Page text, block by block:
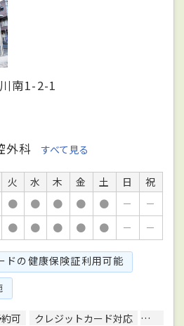
南1-2-1
外科 すべて見る
火 水 木 金 土 日
祝
● ● ● ● ● －
－
● ● ● ● ● － －
ドの健康保険証利用可能
可 クレジットカード対応
日本口